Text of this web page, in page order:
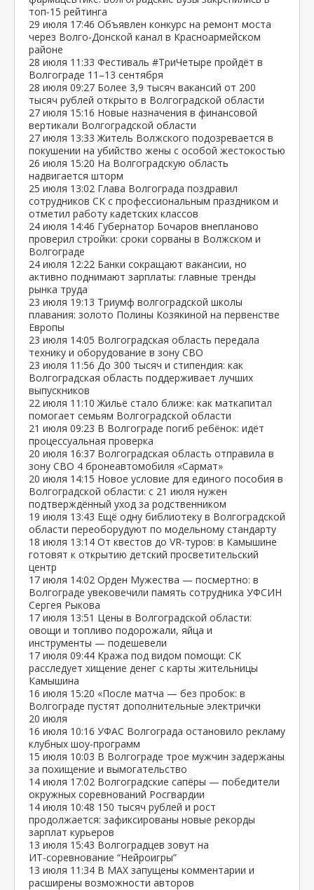
топ‑15 рейтинга
29 июля 17:46 Объявлен конкурс на ремонт моста
через Волго‑Донской канал в Красноармейском
районе
28 июля 11:33 Фестиваль #ТриЧетыре пройдёт в
Волгограде 11–13 сентября
28 июля 09:27 Более 3,9 тысяч вакансий от 200
тысяч рублей открыто в Волгоградской области
27 июля 15:16 Новые назначения в финансовой
вертикали Волгоградской области
27 июля 13:33 Житель Волжского подозревается в
покушении на убийство жены с особой жестокостью
26 июля 15:20 На Волгоградскую область
надвигается шторм
25 июля 13:02 Глава Волгограда поздравил
сотрудников СК с профессиональным праздником и
отметил работу кадетских классов
24 июля 14:46 Губернатор Бочаров внепланово
проверил стройки: сроки сорваны в Волжском и
Волгограде
24 июля 12:22 Банки сокращают вакансии, но
активно поднимают зарплаты: главные тренды
рынка труда
23 июля 19:13 Триумф волгоградской школы
плавания: золото Полины Козякиной на первенстве
Европы
23 июля 14:05 Волгоградская область передала
технику и оборудование в зону СВО
23 июля 11:56 До 300 тысяч и стипендия: как
Волгоградская область поддерживает лучших
выпускников
22 июля 11:10 Жильё стало ближе: как маткапитал
помогает семьям Волгоградской области
21 июля 09:23 В Волгограде погиб ребёнок: идёт
процессуальная проверка
20 июля 16:37 Волгоградская область отправила в
зону СВО 4 бронеавтомобиля «Сармат»
20 июля 14:15 Новое условие для единого пособия в
Волгоградской области: с 21 июля нужен
подтверждённый уход за родственником
19 июля 13:43 Ещё одну библиотеку в Волгоградской
области переоборудуют по модельному стандарту
18 июля 13:14 От квестов до VR‑туров: в Камышине
готовят к открытию детский просветительский
центр
17 июля 14:02 Орден Мужества — посмертно: в
Волгограде увековечили память сотрудника УФСИН
Сергея Рыкова
17 июля 13:51 Цены в Волгоградской области:
овощи и топливо подорожали, яйца и
инструменты — подешевели
17 июля 09:44 Кража под видом помощи: СК
расследует хищение денег с карты жительницы
Камышина
16 июля 15:20 «После матча — без пробок: в
Волгограде пустят дополнительные электрички
20 июля
16 июля 10:16 УФАС Волгограда остановило рекламу
клубных шоу‑программ
15 июля 10:03 В Волгограде трое мужчин задержаны
за похищение и вымогательство
14 июля 17:02 Волгоградские сапёры — победители
окружных соревнований Росгвардии
14 июля 10:48 150 тысяч рублей и рост
продолжается: зафиксированы новые рекорды
зарплат курьеров
13 июля 15:43 Волгоградцев зовут на
ИТ‑соревнование “Нейроигры”
13 июля 11:34 В МАХ запущены комментарии и
расширены возможности авторов